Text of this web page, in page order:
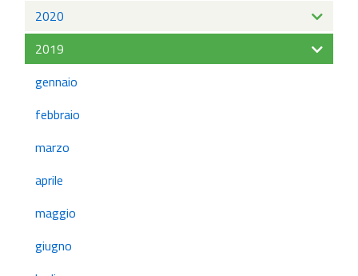
2020
2019
gennaio
febbraio
marzo
aprile
maggio
giugno